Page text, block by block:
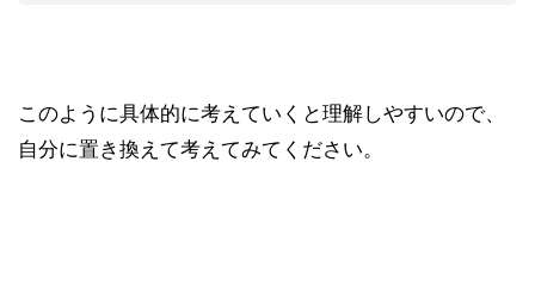
このように具体的に考えていくと理解しやすいので、
自分に置き換えて考えてみてください。